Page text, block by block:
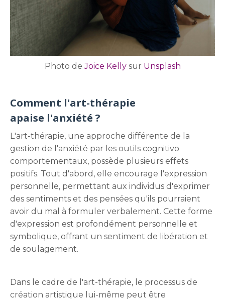
Photo deJoice Kellysur Unsplash
Comment l'art-thérapie
apaise l'anxiété ?
L'art-thérapie, une approche différente de la
gestion de l'anxiété par les outils cognitivo
comportementaux, possède plusieurs effets
positifs. Tout d'abord, elle encourage l'expression
personnelle, permettant aux individus d'exprimer
des sentiments et des pensées qu'ils pourraient
avoir du mal à formuler verbalement. Cette forme
d'expression est profondément personnelle et
symbolique, offrant un sentiment de libération et
de soulagement.
Dans le cadre de l'art-thérapie, le processus de
création artistique lui-même peut être